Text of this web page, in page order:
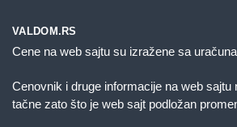
VALDOM.RS
Cene na web sajtu su izražene sa
Cenovnik i druge informacije na web sajtu
tačne zato što je web sajt podložan